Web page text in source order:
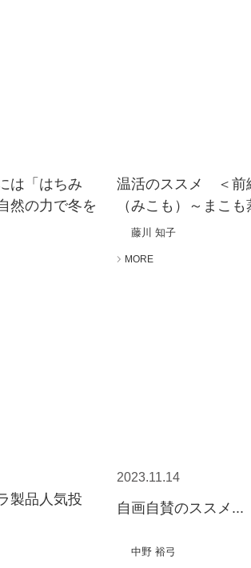
は「はちみ
然の力で冬を
温活のススメ ＜前
（みこも）～まこ
藤川 知子
MORE
製品⼈気投
2023.11.14
自画自賛のススメ...
中野 裕弓